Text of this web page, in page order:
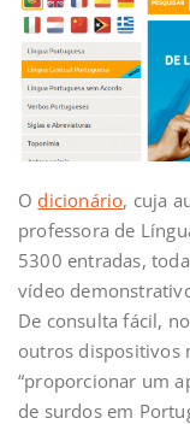
Odicionário, cuja
professora de
5300 entradas,
vídeo
De consulta fácil,
outros dispositivos
“proporcionar um
de surdos em